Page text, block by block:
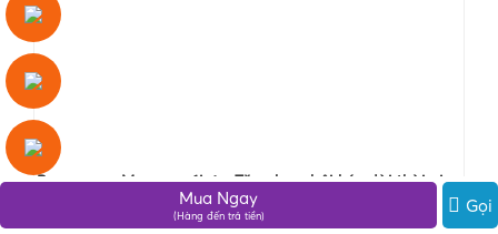
Bao cao su Maxman 6in1 + Tặng kem bôi kéo dài thời gian
(Hộp 12 chiếc)
Mua Ngay
(Hàng đến trả tiền)
Gọi